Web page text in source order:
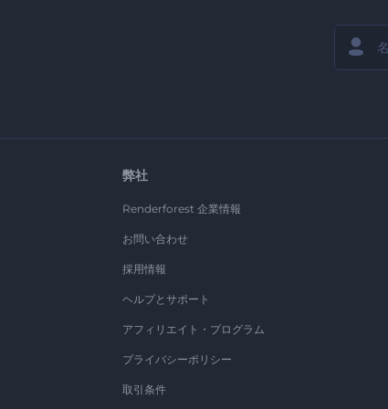
弊社
Renderforest 企業情報
お問い合わせ
採用情報
ヘルプとサポート
アフィリエイト・プログラム
プライバシーポリシー
取引条件